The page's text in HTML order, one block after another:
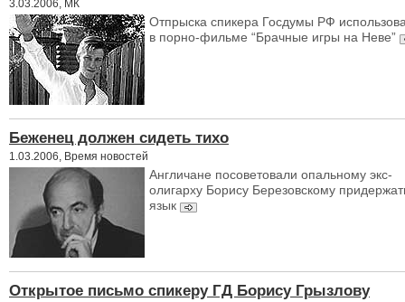
3.03.2006, МК
Отпрыска спикера Госдумы РФ
в порно-фильме “Брачные игры на Неве”
Беженец должен сидеть тихо
1.03.2006, Время новостей
Англичане посоветовали опальному экс-
олигарху Борису Березовскому
язык
Открытое письмо спикеру ГД Борису Грызлову